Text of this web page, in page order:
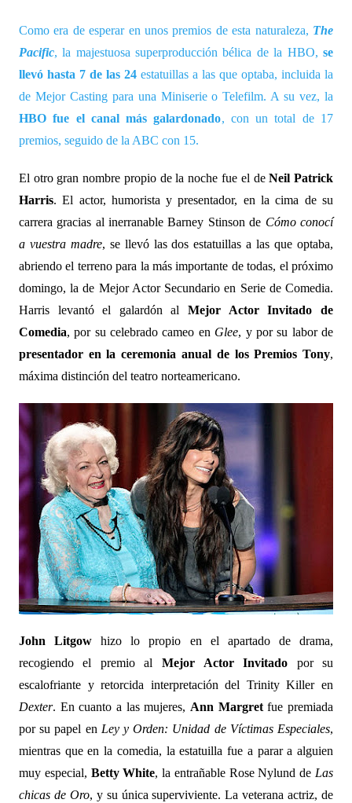
Como era de esperar en unos premios de esta naturaleza, The
Pacific, la majestuosa superproducción bélica dela HBO,se
llevó hasta 7 de las 24 estatuillas a las que optaba, incluida la
de Mejor Casting para una Miniserie o Telefilm. A su vez,la
HBOfue el canal más galardonado, con un total de 17
premios, seguido de la ABC con 15.
El otro gran nombre propio de la noche fue el deNeil Patrick
Harris. El actor, humorista y presentador, en la cima de su
carrera gracias al inerranable Barney Stinson de Cómo conocí
a vuestra madre, se llevó las dos estatuillas a las que optaba,
abriendo el terreno para la más importante de todas, el próximo
domingo, la de Mejor Actor Secundario en Serie de Comedia.
Harris levantó el galardón alMejor Actor Invitado de
Comedia, por su celebrado cameo en Glee, y por su labor de
presentador en la ceremonia anual de los Premios Tony,
máxima distinción del teatro norteamericano.
John Litgow hizo lo propio en el apartado de drama,
recogiendo el premio al Mejor Actor Invitado por su
escalofriante y retorcida interpretación del Trinity Killer en
Dexter. En cuanto a las mujeres, Ann Margretfue premiada
por su papel en Ley y Orden: Unidad de Víctimas Especiales,
mientras que en la comedia, la estatuilla fue a parar a alguien
muy especial, Betty White, la entrañable Rose Nylund de Las
chicas de Oro, y su única superviviente. La veterana actriz, de